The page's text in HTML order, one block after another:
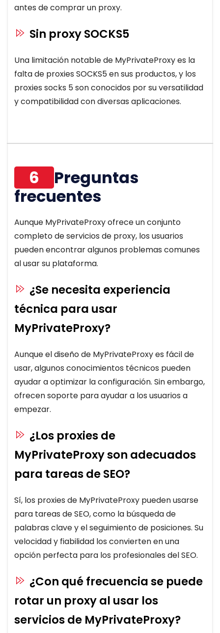
antes de comprar un proxy.
Sin proxy SOCKS5
Una limitación notable de MyPrivateProxy es la
falta de proxies SOCKS5 en sus productos, y los
proxies socks 5 son conocidos por su versatilidad
y compatibilidad con diversas aplicaciones.
6
Preguntas
frecuentes
Aunque MyPrivateProxy ofrece un conjunto
completo de servicios de proxy, los usuarios
pueden encontrar algunos problemas comunes
al usar su plataforma.
¿Se necesita experiencia
técnica para usar
MyPrivateProxy?
Aunque el diseño de MyPrivateProxy es fácil de
usar, algunos conocimientos técnicos pueden
ayudar a optimizar la configuración. Sin embargo,
ofrecen soporte para ayudar a los usuarios a
empezar.
¿Los proxies de
MyPrivateProxy son adecuados
para tareas de SEO?
Sí, los proxies de MyPrivateProxy pueden usarse
para tareas de SEO, como la búsqueda de
palabras clave y el seguimiento de posiciones. Su
velocidad y fiabilidad los convierten en una
opción perfecta para los profesionales del SEO.
¿Con qué frecuencia se puede
rotar un proxy al usar los
servicios de MyPrivateProxy?